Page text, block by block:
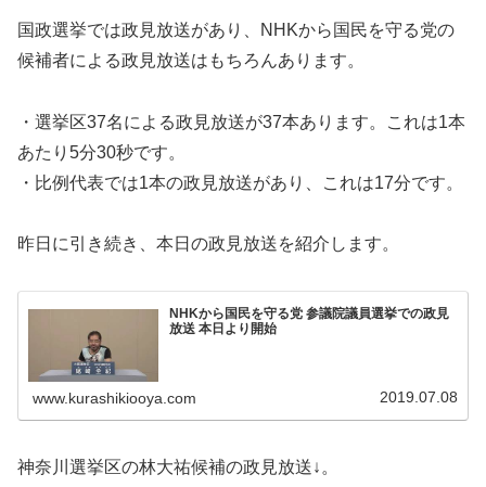
国政選挙では政見放送があり、NHKから国民を守る党の
候補者による政見放送はもちろんあります。
・選挙区37名による政見放送が37本あります。これは1本
あたり5分30秒です。
・比例代表では1本の政見放送があり、これは17分です。
昨日に引き続き、本日の政見放送を紹介します。
NHKから国民を守る党 参議院議員選挙での政見
放送 本日より開始
www.kurashikiooya.com 2019.07.08
神奈川選挙区の林大祐候補の政見放送↓。